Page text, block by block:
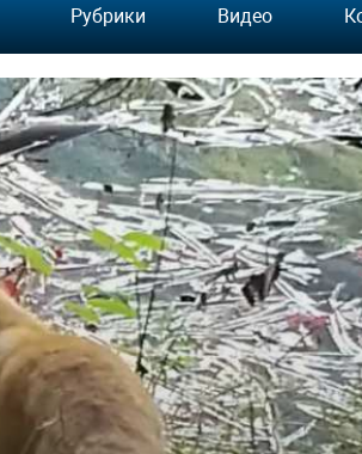
Рубрики Видео